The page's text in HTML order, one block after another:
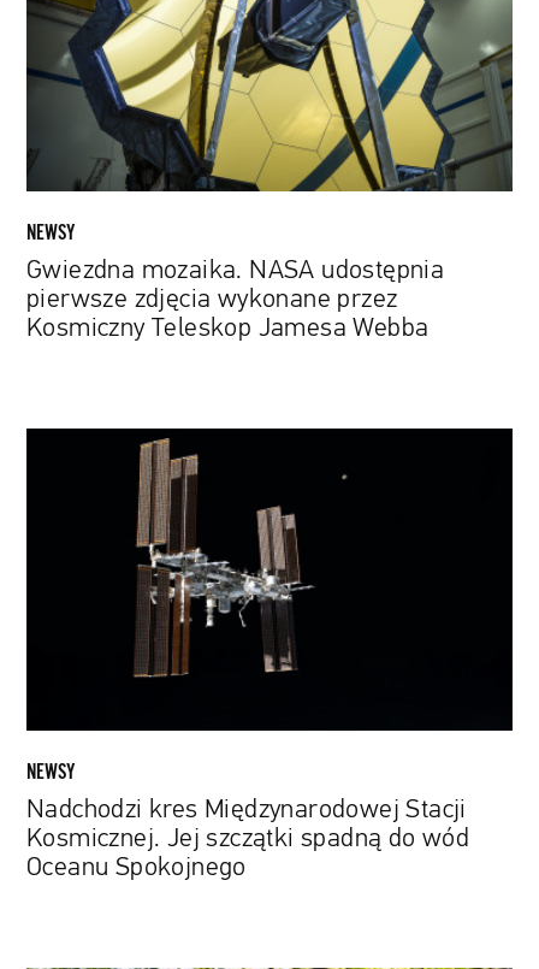
pierwsze
wykonane
Teleskop
Jamesa
Webba
NEWSY
Gwiezdna mozaika. NASA udostępnia
pierwsze zdjęcia wykonane przez
Kosmiczny Teleskop Jamesa Webba
Oceanu
Spokojnego
NEWSY
Nadchodzi kres Międzynarodowej Stacji
Kosmicznej. Jej szczątki spadną do wód
Oceanu Spokojnego